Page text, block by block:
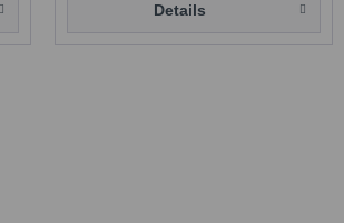
Details